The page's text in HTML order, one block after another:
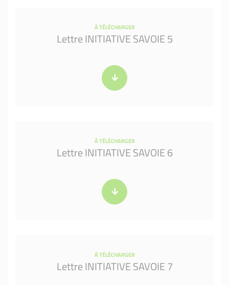
À TÉLÉCHARGER
Lettre INITIATIVE SAVOIE 5
À TÉLÉCHARGER
Lettre INITIATIVE SAVOIE 6
À TÉLÉCHARGER
Lettre INITIATIVE SAVOIE 7